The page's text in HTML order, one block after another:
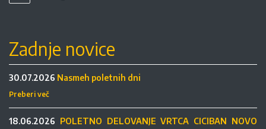
Zadnje novice
30.07.2026 Nasmeh poletnih dni
Preberi več
18.06.2026 POLETNO DELOVANJE VRTCA CICIBAN NOVO